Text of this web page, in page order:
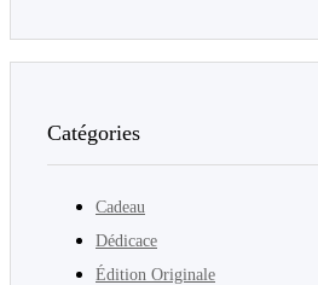
Catégories
Cadeau
Dédicace
Édition Originale